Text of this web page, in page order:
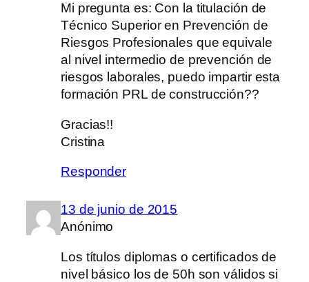
Mi pregunta es: Con la titulación de
Técnico Superior en Prevención de
Riesgos Profesionales que equivale
al nivel intermedio de prevención de
riesgos laborales, puedo impartir esta
formación PRL de construcción??
Gracias!!
Cristina
Responder
13 de junio de 2015
Anónimo
Los títulos diplomas o certificados de
nivel básico los de 50h son válidos si